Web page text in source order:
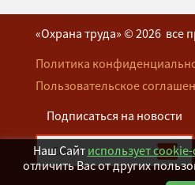
«Охрана труда» © 2026 все
Политика
Пользовательское
Подписаться на новости
Наш Сайт использует
отличить Вас от других